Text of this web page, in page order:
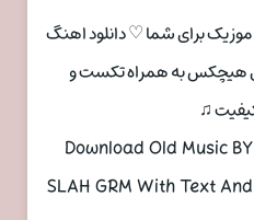
موزیک برای شما ♡ دانلود اهنگ
هیچکس به همراه تکست و
♫
Download Old Music BY
SLAH GRM With Text